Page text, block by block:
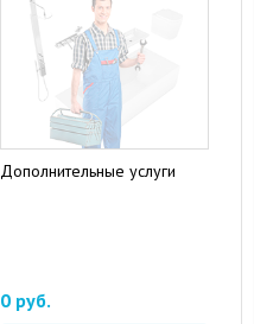
Дополнительные услуги
0 руб.